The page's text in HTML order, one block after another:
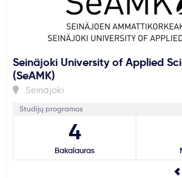
Seinäjoki University of Applied
(SeAMK)
Seinäjoki
Studijų programos
4
Bakalauras